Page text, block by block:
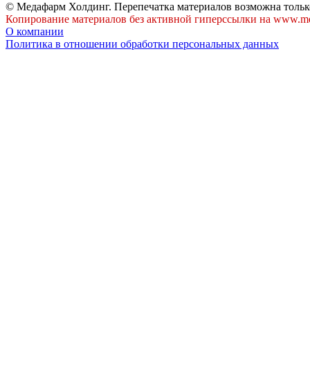
© Медафарм Холдинг. Перепечатка материалов возможна
Копирование материалов без активной гиперссылки на
О компании
Политика в отношении обработки персональных данных